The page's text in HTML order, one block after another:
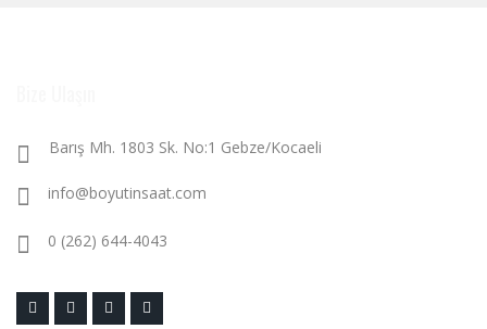
Barış Mh. 1803 Sk. No:1 Gebze/Kocaeli
info@boyutinsaat.com
0 (262) 644-4043